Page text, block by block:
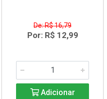
De: R$ 16,79
Por: R$ 12,99
Adicionar